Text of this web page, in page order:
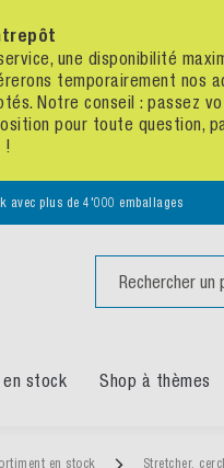
une disponibilité
temporairement nos
Notre conseil : passez
pour toute question,
!
avec plus de 4'000 emballages
stock Shop à thèmes
en stock Stretcher,